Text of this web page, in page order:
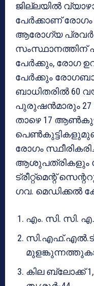
ജില്ലയിൽ
പേർക്കാണ് രോഗം
ആരോഗ്യ
സംസ്ഥാനത്തിന്
പേർക്കും, രോഗ
പേർക്കും
ബാധിതരിൽ 60
പുരുഷൻമാരും 27
താഴെ 17
രോഗം
ആശുപത്രികളും
ട്രീറ്റ്‌മെന്റ്
ഗവ. മെഡിക്കൽ
എം. സി. സി.
കില ബ്ലോക്ക്